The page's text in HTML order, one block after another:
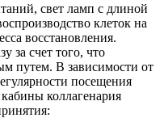
свет ламп с длиной
клеток на
восстановления.
за счет того, что
путем. В зависимости от
посещения
коллагенария